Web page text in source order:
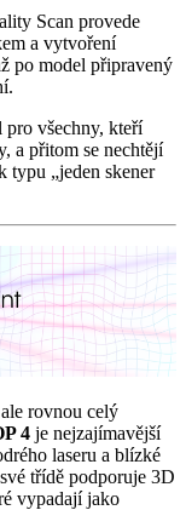
Scan provede
a vytvoření
po model připravený
všechny, kteří
a přitom se nechtějí
typu „jeden skener
rovnou celý
4 je nejzajímavější
laseru a blízké
třídě podporuje 3D
vypadají jako